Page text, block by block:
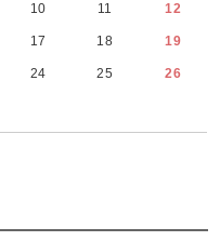
10 11 12
17 18 19
24 25 26